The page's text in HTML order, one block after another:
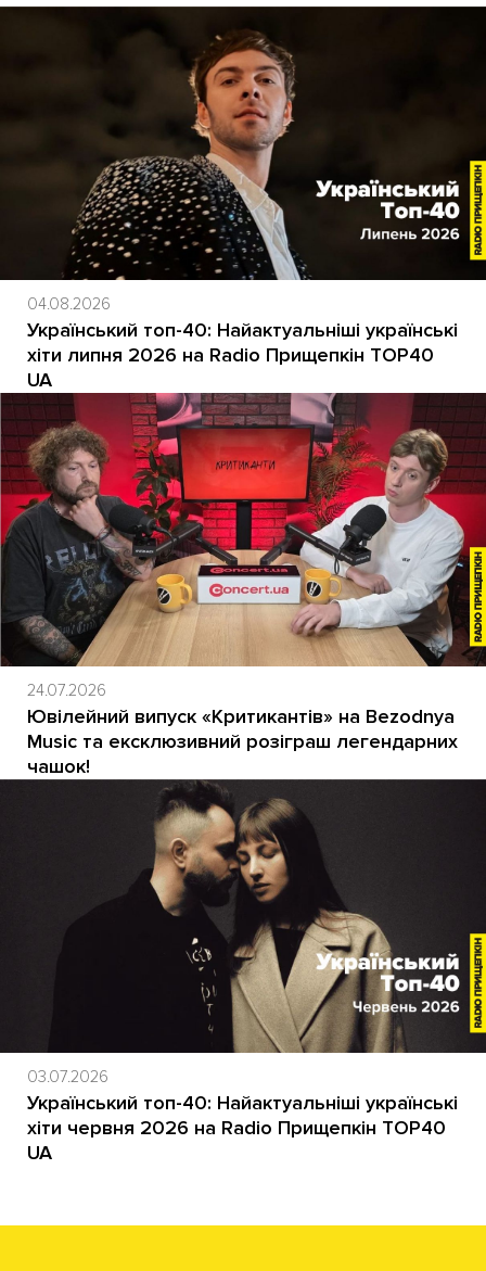
04.08.2026
Український топ-40: Найактуальніші українські
хіти липня 2026 на Radio Прищепкін TOP40
UA
24.07.2026
Ювілейний випуск «Критикантів» на Bezodnya
Music та ексклюзивний розіграш легендарних
чашок!
03.07.2026
Український топ-40: Найактуальніші українські
хіти червня 2026 на Radio Прищепкін TOP40
UA